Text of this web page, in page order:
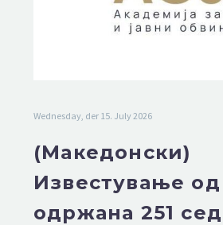
Wednesday, der 15. July 2026
(Македонски)
Известување од
одржана 251